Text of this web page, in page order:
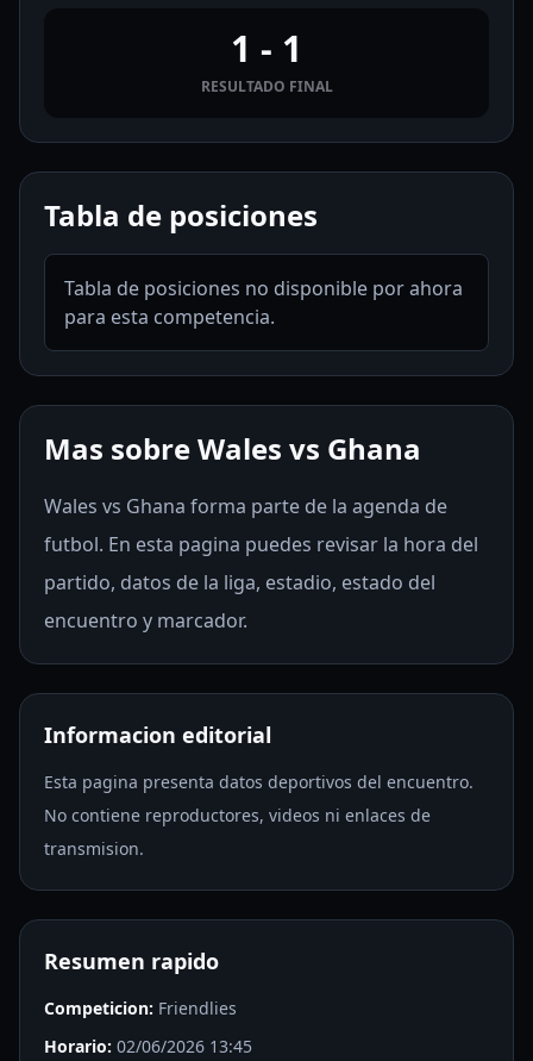
1 - 1
RESULTADO FINAL
Tabla de posiciones
Tabla de posiciones no disponible por ahora
para esta competencia.
Mas sobre Wales vs Ghana
Wales vs Ghana forma parte de la agenda de
futbol. En esta pagina puedes revisar la hora del
partido, datos de la liga, estadio, estado del
encuentro y marcador.
Informacion editorial
Esta pagina presenta datos deportivos del encuentro.
No contiene reproductores, videos ni enlaces de
transmision.
Resumen rapido
Competicion: Friendlies
Horario: 02/06/2026 13:45